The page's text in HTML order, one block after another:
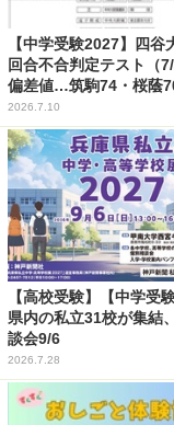
【中学受験2027】四谷
回合不合判定テスト（7/
偏差値…筑駒74・桜蔭
2026.7.10
【高校受験】【中学受
県内の私立31校が集結
談会9/6
2026.7.28